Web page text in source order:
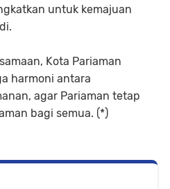
untuk kemajuan
Kota Pariaman
harmoni antara
agar Pariaman tetap
bagi semua. (*)